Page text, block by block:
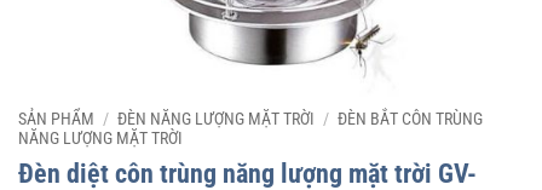
SẢN PHẨM / ĐÈN NĂNG LƯỢNG MẶT TRỜI / ĐÈN BẮT CÔN TRÙNG
NĂNG LƯỢNG MẶT TRỜI
Đèn diệt côn trùng năng lượng mặt trời GV-